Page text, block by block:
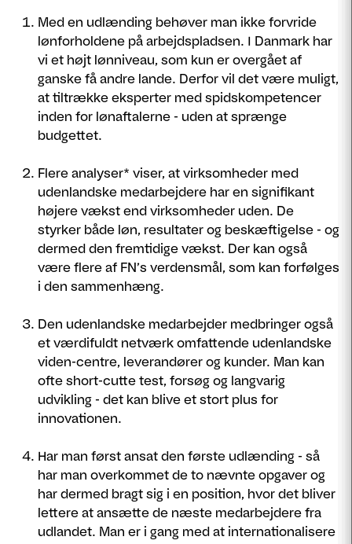
Med en udlænding behøver man ikke forvride
lønforholdene på arbejdspladsen. I Danmark har
vi et højt lønniveau, som kun er overgået af
ganske få andre lande. Derfor vil det være muligt,
at tiltrække eksperter med spidskompetencer
inden for lønaftalerne - uden at sprænge
budgettet.
Flere analyser* viser, at virksomheder med
udenlandske medarbejdere har en signifikant
højere vækst end virksomheder uden. De
styrker både løn, resultater og beskæftigelse - og
dermed den fremtidige vækst. Der kan også
være flere af FN’s verdensmål, som kan forfølges
i den sammenhæng.
Den udenlandske medarbejder medbringer også
et værdifuldt netværk omfattende udenlandske
viden-centre, leverandører og kunder. Man kan
ofte short-cutte test, forsøg og langvarig
udvikling - det kan blive et stort plus for
innovationen.
Har man først ansat den første udlænding - så
har man overkommet de to nævnte opgaver og
har dermed bragt sig i en position, hvor det bliver
lettere at ansætte de næste medarbejdere fra
udlandet. Man er i gang med at internationalisere